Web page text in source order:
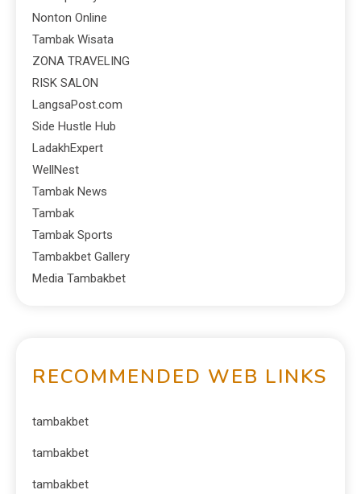
Nonton Online
Tambak Wisata
ZONA TRAVELING
RISK SALON
LangsaPost.com
Side Hustle Hub
LadakhExpert
WellNest
Tambak News
Tambak
Tambak Sports
Tambakbet Gallery
Media Tambakbet
RECOMMENDED WEB LINKS
tambakbet
tambakbet
tambakbet